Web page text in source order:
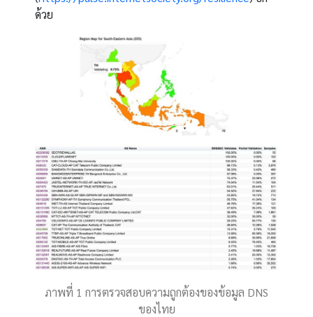
ด้วย
ภาพที่ 1 การตรวจสอบความถูกต้องของข้อมูล DNS
ของไทย